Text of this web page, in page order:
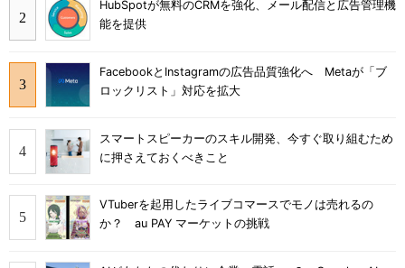
HubSpotが無料のCRMを強化、メール配信と広告管理機
能を提供
FacebookとInstagramの広告品質強化へ Metaが「ブ
ロックリスト」対応を拡大
スマートスピーカーのスキル開発、今すぐ取り組むため
に押さえておくべきこと
VTuberを起用したライブコマースでモノは売れるの
か？ au PAY マーケットの挑戦